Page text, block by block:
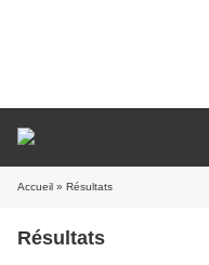
Accueil » Résultats
Résultats